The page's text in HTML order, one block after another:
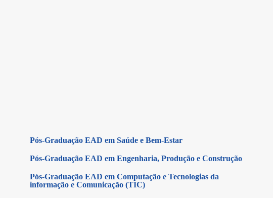
Pós-Graduação EAD em Saúde e Bem-Estar
Pós-Graduação EAD em Engenharia, Produção e Construção
Pós-Graduação EAD em Computação e Tecnologias da
informação e Comunicação (TIC)